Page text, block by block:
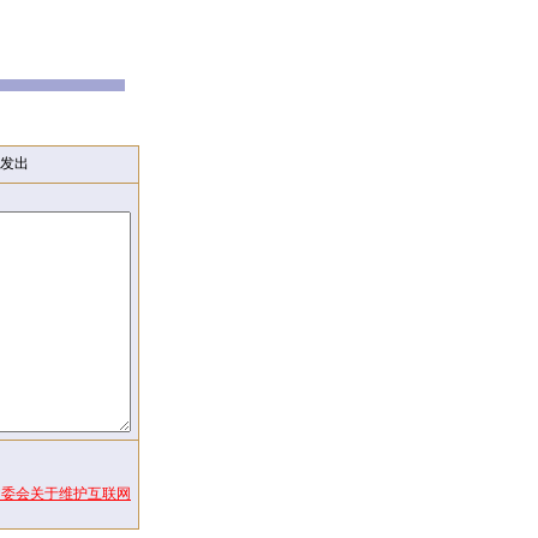
出
会关于维护互联网